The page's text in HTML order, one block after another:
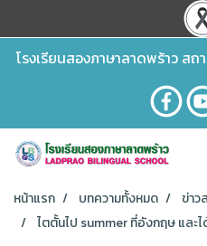
โรงเรียนสองภาษาลาดพร้าว ส
หน้าแรก บทความทั้งหมด
ข่าว
ไตตั้นไป summer ที่อังกฤษ แล